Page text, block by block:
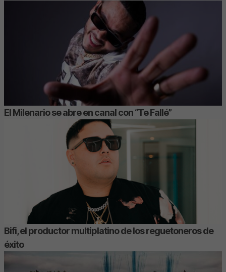
El Milenario se abre en canal con “Te Fallé”
Bifi, el productor multiplatino de los reguetoneros de
éxito